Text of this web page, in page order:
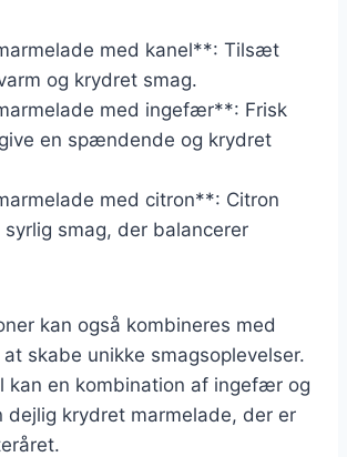
med kanel**: Tilsæt
og krydret smag.
med ingefær**: Frisk
en spændende og krydret
med citron**: Citron
smag, der balancerer
kan også kombineres med
skabe unikke smagsoplevelser.
kan en kombination af ingefær og
dejlig krydret marmelade, der er